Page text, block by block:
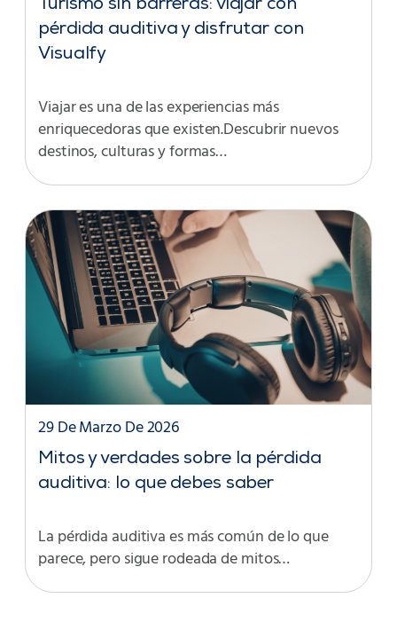
Turismo sin barreras: viajar con
pérdida auditiva y disfrutar con
Visualfy
Viajar es una de las experiencias más
enriquecedoras que existen.Descubrir nuevos
destinos, culturas y formas…
Mitos y verdades sobre la pérdida
auditiva: lo que debes saber
29 De Marzo De 2026
La pérdida auditiva es más común de lo que
parece, pero sigue rodeada de mitos…